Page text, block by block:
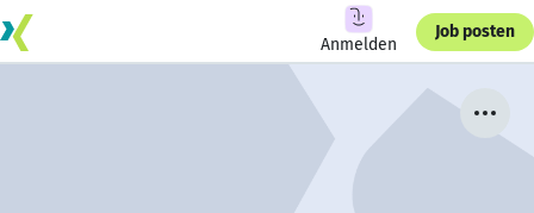
Anmelden
Job posten